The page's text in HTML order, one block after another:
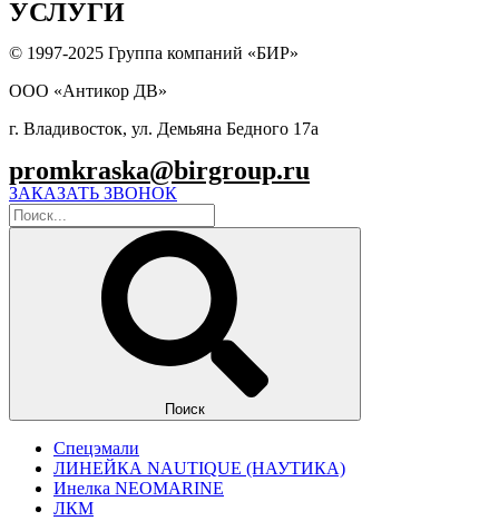
УСЛУГИ
© 1997-2025 Группа компаний «БИР»
ООО «Антикор ДВ»
г. Владивосток, ул. Демьяна Бедного 17а
promkraska@birgroup.ru
ЗАКАЗАТЬ ЗВОНОК
Поиск
Спецэмали
ЛИНЕЙКА NAUTIQUE (НАУТИКА)
Инелка NEOMARINE
ЛКМ